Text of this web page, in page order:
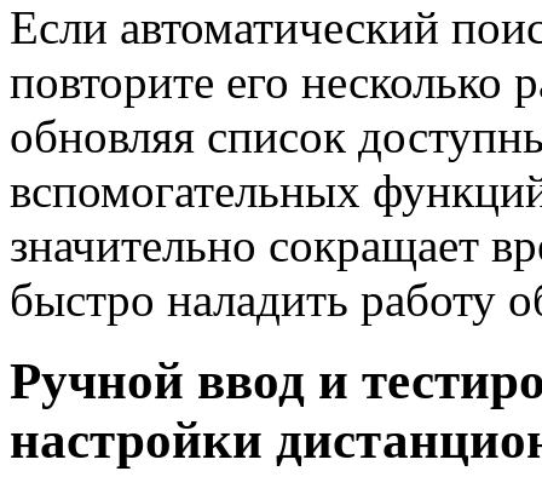
Если автоматический
повторите его
обновляя список
вспомогательных
значительно сокращает
быстро наладить работу
Ручной ввод и
настройки